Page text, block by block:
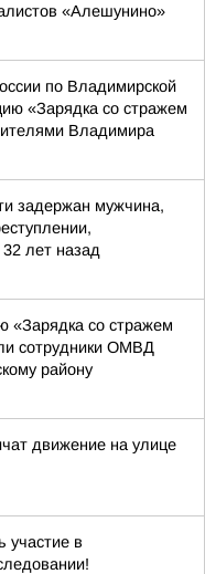
«Алешунино»
по Владимирской
«Зарядка со стражем
Владимира
задержан мужчина,
лет назад
«Зарядка со стражем
сотрудники ОМВД
району
движение на улице
участие в